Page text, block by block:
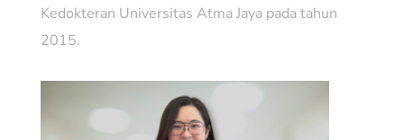
Kedokteran Universitas Atma Jaya pada tahun
2015.